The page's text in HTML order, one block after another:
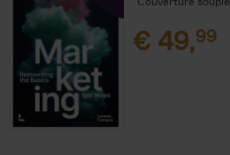
€ 49,99